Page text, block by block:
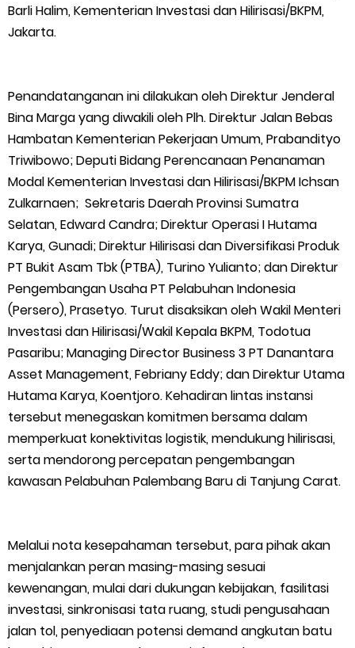
Polres Kepulauan Meranti Gelar Ekspedisi Merah Putih" Jalin
PLN Selat Panjang Minta Maaf, Janji Datangkan Mesin Sewa
Atasi Pemadaman di Merbau.
Warga Kecamatan Merbau dan Kecamatan Putri Puyu Tuntut
PLN: Hentikan Pemadaman dan Beri Kompensasi
FPMP.TB Bersama OPP Teluk Belitung, Dan Perwakilan
Masyarakat Desa Se- Kecamatan Merbau Datangi PLTG
Melibur
Bupati Asmar Perkuat Sinergi dengan Danposal Selatpanjang,
Bahas Stabilitas Wilayah dan Pembangunan Meranti
44 Tim Berlaga di Banglas Barat Cup II, Pemkab Meranti
Dorong Lahirnya Atlet Berprestasi
Generasi Emas Indonesia 2045
Kepulauan Meranti Borong Tiga Prestasi di ADUJAK GenRe Riau
2026, Duta Putra Raih Juara Pertama
Barli Halim, Kementerian Investasi dan Hilirisasi/BKPM,
Jakarta.
Penandatanganan ini dilakukan oleh Direktur Jenderal
Bina Marga yang diwakili oleh Plh. Direktur Jalan Bebas
Hambatan Kementerian Pekerjaan Umum, Prabandityo
Triwibowo; Deputi Bidang Perencanaan Penanaman
Modal Kementerian Investasi dan Hilirisasi/BKPM Ichsan
Zulkarnaen; Sekretaris Daerah Provinsi Sumatra
Selatan, Edward Candra; Direktur Operasi I Hutama
Karya, Gunadi; Direktur Hilirisasi dan Diversifikasi Produk
PT Bukit Asam Tbk (PTBA), Turino Yulianto; dan Direktur
Pengembangan Usaha PT Pelabuhan Indonesia
(Persero), Prasetyo. Turut disaksikan oleh Wakil Menteri
Investasi dan Hilirisasi/Wakil Kepala BKPM, Todotua
Pasaribu; Managing Director Business 3 PT Danantara
Asset Management, Febriany Eddy; dan Direktur Utama
Hutama Karya, Koentjoro. Kehadiran lintas instansi
tersebut menegaskan komitmen bersama dalam
memperkuat konektivitas logistik, mendukung hilirisasi,
serta mendorong percepatan pengembangan
kawasan Pelabuhan Palembang Baru di Tanjung Carat.
Melalui nota kesepahaman tersebut, para pihak akan
menjalankan peran masing-masing sesuai
kewenangan, mulai dari dukungan kebijakan, fasilitasi
investasi, sinkronisasi tata ruang, studi pengusahaan
jalan tol, penyediaan potensi demand angkutan batu